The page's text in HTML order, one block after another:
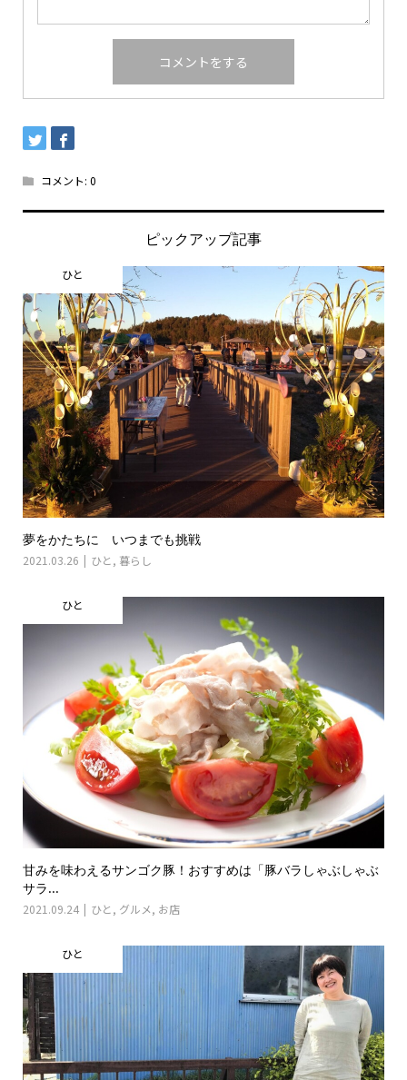
コメント: 0
ピックアップ記事
ひと
夢をかたちに いつまでも挑戦
2021.03.26 ひと , 暮らし
ひと
甘みを味わえるサンゴク豚！おすすめは「豚バラしゃぶしゃぶ
サラ...
2021.09.24 ひと , グルメ, お店
ひと